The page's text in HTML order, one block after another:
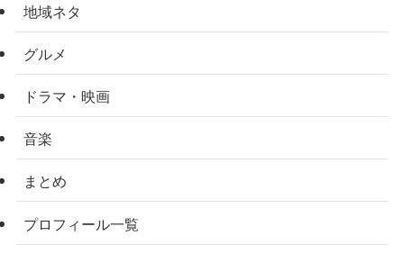
地域ネタ
グルメ
ドラマ・映画
音楽
まとめ
プロフィール一覧